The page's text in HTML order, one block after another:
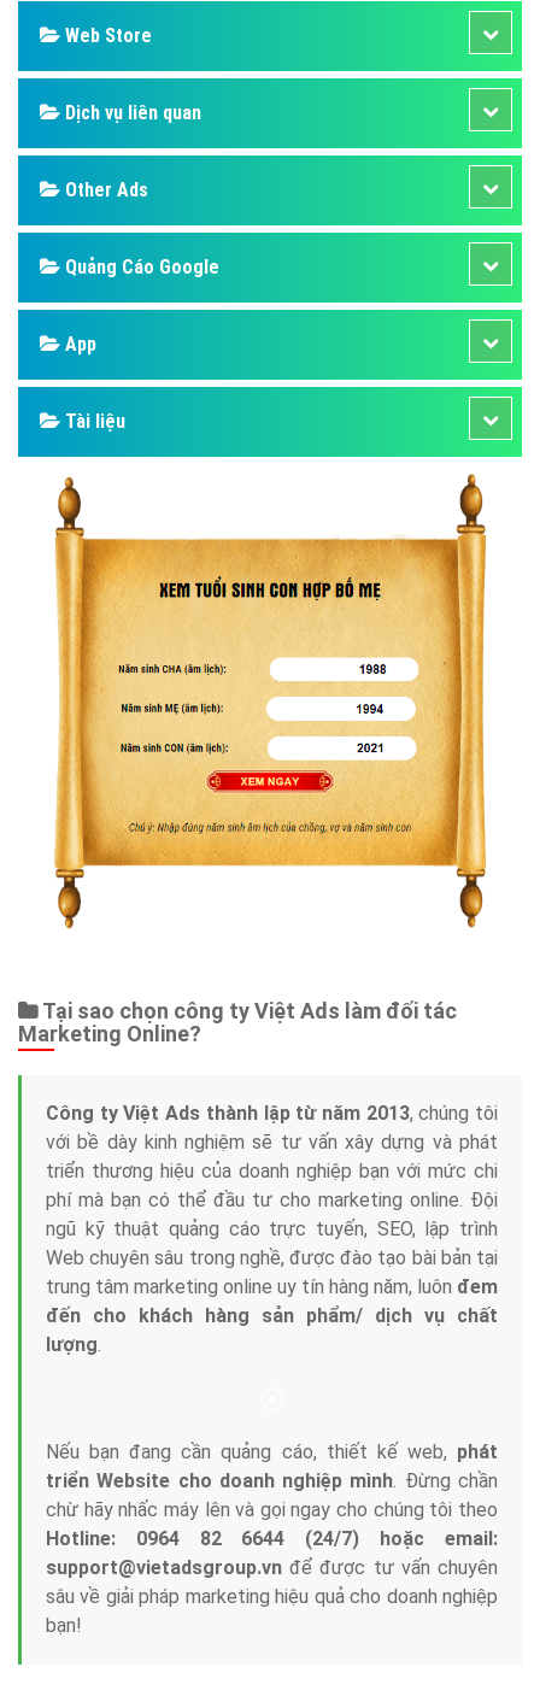
Web Store
Dịch vụ liên quan
Other Ads
Quảng Cáo Google
App
Tài liệu
Tại sao chọn công ty Việt Ads làm đối tác
Marketing Online?
Công ty Việt Ads thành lập từ năm 2013, chúng tôi
với bề dày kinh nghiệm sẽ tư vấn xây dựng và phát
triển thương hiệu của doanh nghiệp bạn với mức chi
phí mà bạn có thể đầu tư cho marketing online. Đội
ngũ kỹ thuật quảng cáo trực tuyến, SEO, lập trình
Web chuyên sâu trong nghề, được đào tạo bài bản tại
trung tâm marketing online uy tín hàng năm, luôn đem
đến cho khách hàng sản phẩm/ dịch vụ chất
lượng.